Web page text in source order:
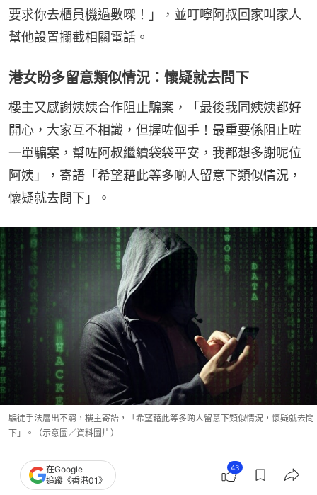
要求你去櫃員機過數㗎！」，並叮嚀阿叔回家叫家人
幫他設置攔截相關電話。
港女盼多留意類似情況：懷疑就去問下
樓主又感謝姨姨合作阻止騙案，「最後我同姨姨都好
開心，大家互不相識，但握咗個手！最重要係阻止咗
一單騙案，幫咗阿叔繼續袋袋平安，我都想多謝呢位
阿姨」，寄語「希望藉此等多啲人留意下類似情況，
懷疑就去問下」。
騙徒手法層出不窮，樓主寄語，「希望藉此等多啲人留意下類似情況，懷疑就去問
下」。（示意圖／資料圖片）
在Google
追蹤《香港01》
43